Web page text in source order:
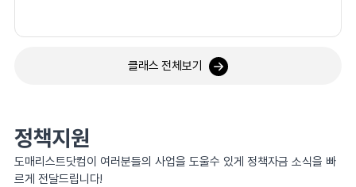
클래스 전체보기
정책지원
도매리스트닷컴이 여러분들의 사업을 도울수 있게 정책자금 소식을 빠
르게 전달드립니다!